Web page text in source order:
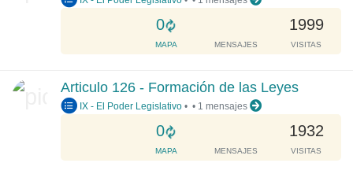
n
g
.
.
0
L
o
a
i
n
g
.
.
MAPA MENSAJES
1999
VISITAS
Articulo 126 - Formación de las Leyes
IX - El Poder Legislativo •
0
L
o
a
MAPA MENSAJES
1932
VISITAS
• 1 mensajes